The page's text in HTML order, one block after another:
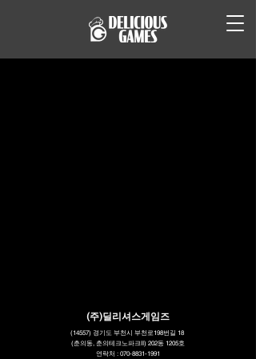
(주)딜리셔스게임즈
(14557) 경기도 부천시 부천로198번길 18
(춘의동, 춘의테크노파크II) 202동 1205호
연락처 : 070-8831-1991